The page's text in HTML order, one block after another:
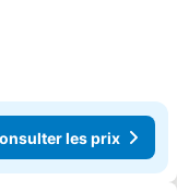
les prix